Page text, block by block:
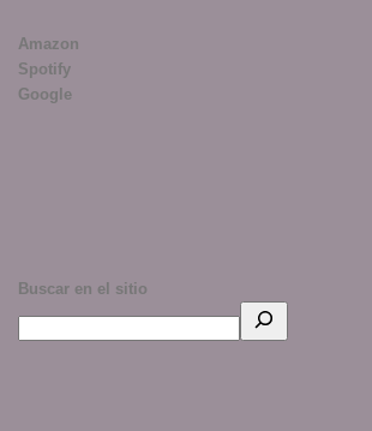
Amazon
Spotify
Google
Buscar en el sitio